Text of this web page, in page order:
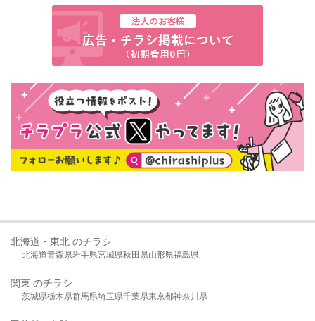
北海道・東北 のチラシ
北海道青森県岩手県宮城県秋田県山形県福島県
関東 のチラシ
茨城県栃木県群馬県埼玉県千葉県東京都神奈川県